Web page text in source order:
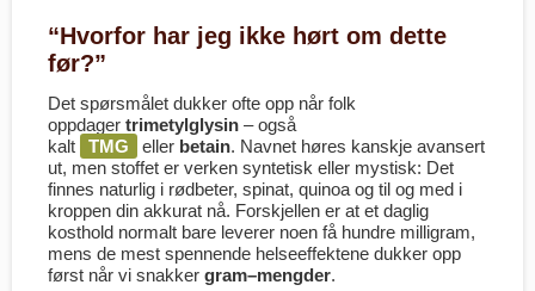
“Hvorfor har jeg ikke hørt om dette
før?”
Det spørsmålet dukker ofte opp når folk
oppdager trimetylglysin – også
kalt
TMG eller betain. Navnet høres kanskje avansert
ut, men stoffet er verken syntetisk eller mystisk: Det
finnes naturlig i rødbeter, spinat, quinoa og til og med i
kroppen din akkurat nå. Forskjellen er at et daglig
kosthold normalt bare leverer noen få hundre milligram,
mens de mest spennende helse­effektene dukker opp
først når vi snakker gram–mengder.